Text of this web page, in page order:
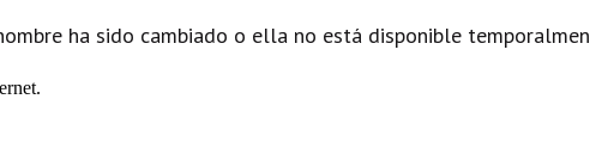
ha sido cambiado o ella no está disponible